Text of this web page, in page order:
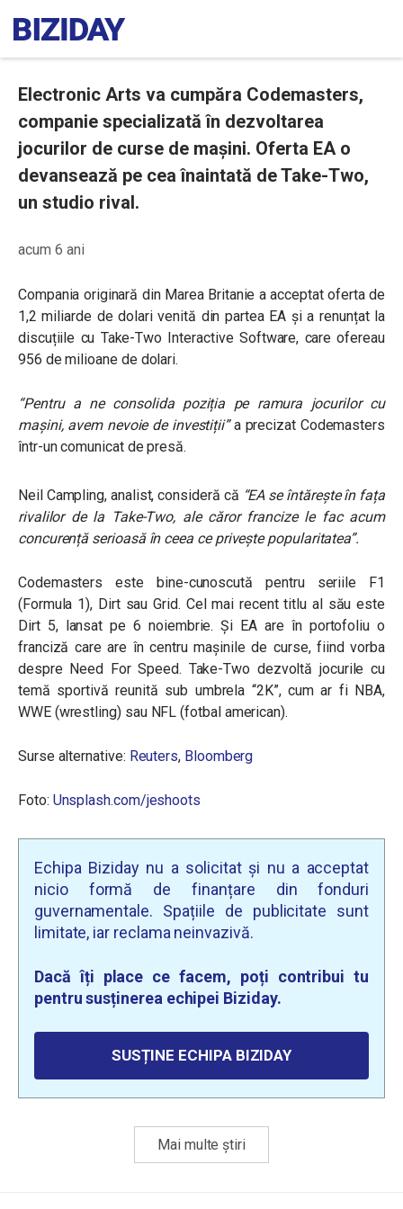
Electronic Arts va cumpăra Codemasters,
companie specializată în dezvoltarea
jocurilor de curse de mașini. Oferta EA o
devansează pe cea înaintată de Take-Two,
un studio rival.
acum 6 ani
Compania originară din Marea Britanie a acceptat oferta de
1,2 miliarde de dolari venită din partea EA și a renunțat la
discuțiile cu Take-Two Interactive Software, care ofereau
956 de milioane de dolari.
“Pentru a ne consolida poziția pe ramura jocurilor cu
mașini, avem nevoie de investiții”a precizat Codemasters
într-un comunicat de presă.
Neil Campling, analist, consideră că “EA se întărește în fața
rivalilor de la Take-Two, ale căror francize le fac acum
concurență serioasă în ceea ce privește popularitatea”.
Codemasters este bine-cunoscută pentru seriile F1
(Formula 1), Dirt sau Grid. Cel mai recent titlu al său este
Dirt 5, lansat pe 6 noiembrie. Și EA are în portofoliu o
franciză care are în centru mașinile de curse, fiind vorba
despre Need For Speed. Take-Two dezvoltă jocurile cu
temă sportivă reunită sub umbrela “2K”, cum ar fi NBA,
WWE (wrestling) sau NFL (fotbal american).
Surse alternative: Reuters, Bloomberg
Foto: Unsplash.com/jeshoots
Echipa Biziday nu a solicitat și nu a acceptat
nicio formă de finanțare din fonduri
guvernamentale. Spațiile de publicitate sunt
limitate, iar reclama neinvazivă.
Dacă îți place ce facem, poți contribui tu
pentru susținerea echipei Biziday.
SUSȚINE ECHIPA BIZIDAY
Mai multe știri